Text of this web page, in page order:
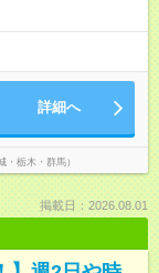
詳細へ
栃木・群馬）
掲載日：2026.08.01